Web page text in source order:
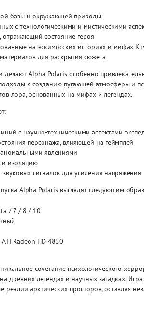
базы и окружающей природы
с технологическими и мистическими
отражающий состояние героя
на эскимосских историях и мифах
для раскрытия сюжета
Alpha Polaris особенно
к созданию пугающей атмосферы и
лора, основанных на мифах и легендах.
с научно-техническими аспектами
персонажа, влияющей на геймплей
явлениями
и изоляцию
сигналов для усиления напряжения
Alpha Polaris выглядят следующим
/ 7 / 8 / 10
Radeon HD 4850
сочетание психологического
древних легендах и научных загадках. Игра
реалии арктических просторов, оставляя
3.1/ 5.0 4 Гб